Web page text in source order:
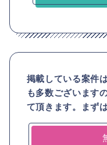
掲載している案件
も多数ございます
て頂きます。まず